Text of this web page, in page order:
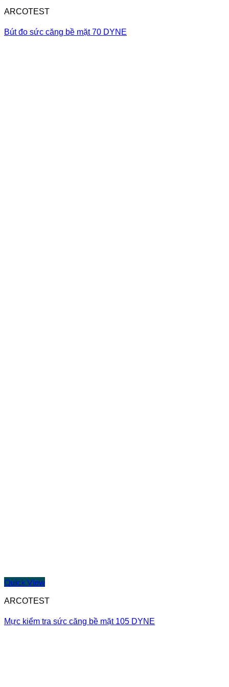
ARCOTEST
Bút đo sức căng bề mặt 70 DYNE
Quick View
ARCOTEST
Mực kiểm tra sức căng bề mặt 105 DYNE